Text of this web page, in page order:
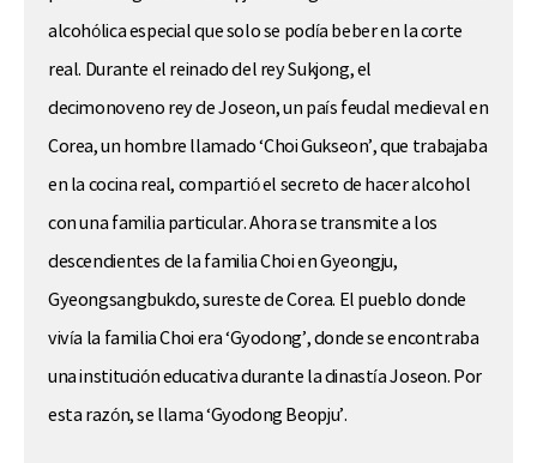
alcohólica especial que solo se podía beber en la corte
real. Durante el reinado del rey Sukjong, el
decimonoveno rey de Joseon, un país feudal medieval en
Corea, un hombre llamado ‘Choi Gukseon’, que trabajaba
en la cocina real, compartió el secreto de hacer alcohol
con una familia particular. Ahora se transmite a los
descendientes de la familia Choi en Gyeongju,
Gyeongsangbukdo, sureste de Corea. El pueblo donde
vivía la familia Choi era ‘Gyodong’, donde se encontraba
una institución educativa durante la dinastía Joseon. Por
esta razón, se llama ‘Gyodong Beopju’.